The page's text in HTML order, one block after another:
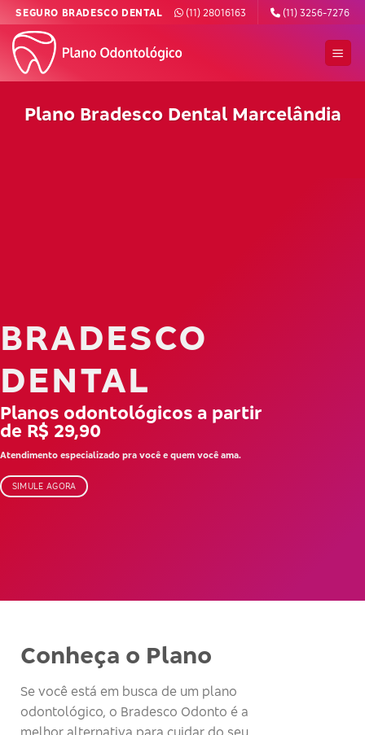
Skip
content
SEGURO BRADESCO DENTAL (11) 28016163 (11) 3256-7276
Plano Bradesco Dental Marcelândia
BRADESCO
DENTAL
Planos odontológicos a partir
de R$ 29,90
Atendimento especializado pra você e quem você ama.
SIMULE AGORA
Conheça o Plano
Se você está em busca de um plano
odontológico, o Bradesco Odonto é a